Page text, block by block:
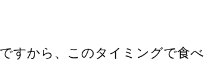
すから、このタイミングで食べ